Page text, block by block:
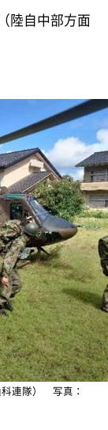
陸自中部方面
連隊） 写真：